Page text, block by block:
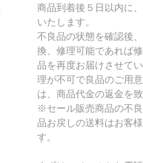
商品到着後５日以内に
いたします。
不良品の状態を確認後
換、修理可能であれば
品を再度お届けさせて
理が不可で良品のご用
は、商品代金の返金を致
※セール販売商品の不
品お戻しの送料はお客
す。